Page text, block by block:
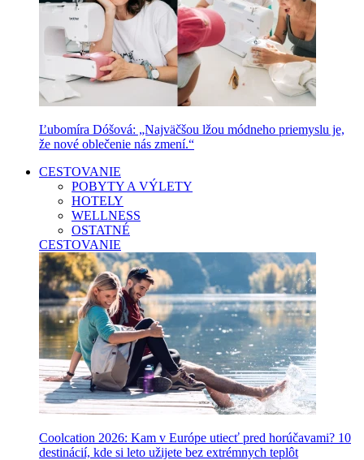
Ľubomíra Dóšová: „Najväčšou lžou módneho priemyslu je,
že nové oblečenie nás zmení.“
CESTOVANIE
POBYTY A VÝLETY
HOTELY
WELLNESS
OSTATNÉ
CESTOVANIE
Coolcation 2026: Kam v Európe utiecť pred horúčavami? 10
destinácií, kde si leto užijete bez extrémnych teplôt